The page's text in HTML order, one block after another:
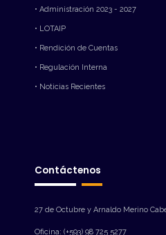
• Administración 2023 - 2027
• LOTAIP
• Rendición de Cuentas
• Regulación Interna
• Noticias Recientes
Contáctenos
27 de Octubre y Arnaldo Merino
Oficina: (+593) 98 725 5277